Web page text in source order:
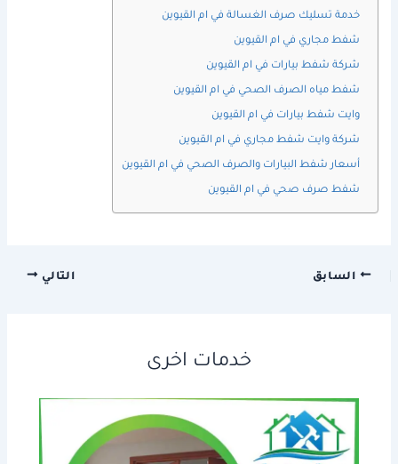
خدمة تسليك صرف الغسالة في ام القيوين
شفط مجاري في ام القيوين
شركة شفط بيارات في ام القيوين
شفط مياه الصرف الصحي في ام القيوين
وايت شفط بيارات في ام القيوين
شركة وايت شفط مجاري في ام القيوين
أسعار شفط البيارات والصرف الصحي في ام القيوين
شفط صرف صحي في ام القيوين
السابق التالي
خدمات اخرى